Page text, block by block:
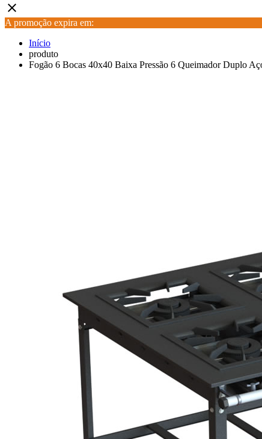
close
A promoção expira em:
Início
produto
Fogão 6 Bocas 40x40 Baixa Pressão 6 Queimador Duplo